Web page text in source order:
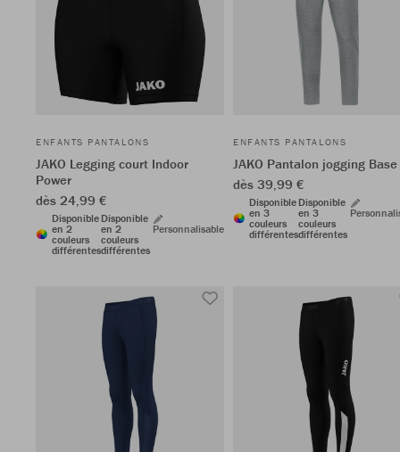
ENFANTS PANTALONS
JAKO Legging court Indoor
Power
dès 24,99 €
Disponible
en 2
couleurs
différentes
Disponible
en 2
couleurs
différentes
Personnalisable
ENFANTS PANTALONS
JAKO Pantalon jogging Base
dès 39,99 €
Disponible
en 3
couleurs
différentes
Disponible
en 3
couleurs
différentes